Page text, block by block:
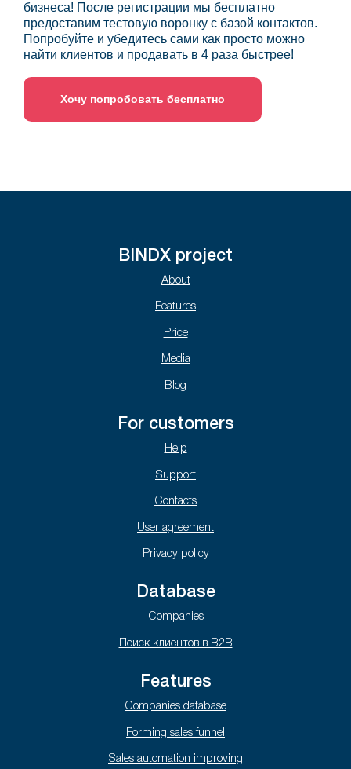
бизнеса! После регистрации мы бесплатно
предоставим тестовую воронку с базой контактов.
Попробуйте и убедитесь сами как просто можно
найти клиентов и продавать в 4 раза быстрее!
Хочу попробовать бесплатно
BINDX project
About
Features
Price
Media
Blog
For customers
Help
Support
Contacts
User agreement
Privacy policy
Database
Companies
Поиск клиентов в B2B
Features
Companies database
Forming sales funnel
Sales automation improving